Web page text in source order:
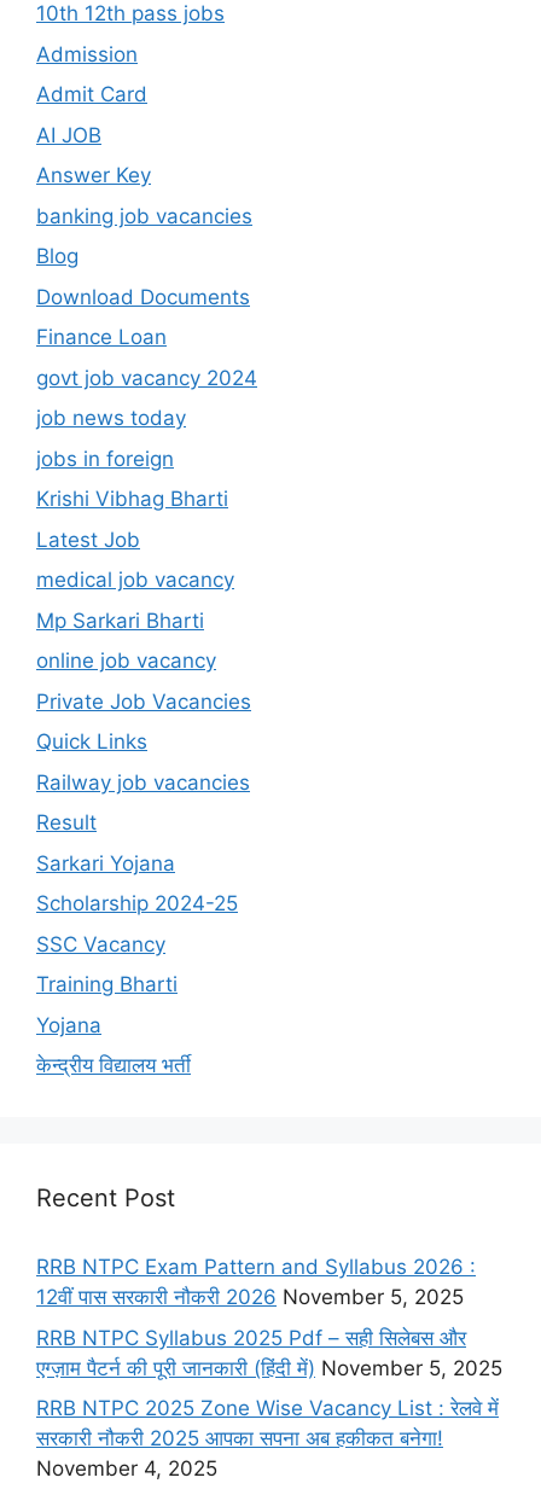
10th 12th pass jobs
Admission
Admit Card
AI JOB
Answer Key
banking job vacancies
Blog
Download Documents
Finance Loan
govt job vacancy 2024
job news today
jobs in foreign
Krishi Vibhag Bharti
Latest Job
medical job vacancy
Mp Sarkari Bharti
online job vacancy
Private Job Vacancies
Quick Links
Railway job vacancies
Result
Sarkari Yojana
Scholarship 2024-25
SSC Vacancy
Training Bharti
Yojana
केन्द्रीय विद्यालय भर्ती
Recent Post
RRB NTPC Exam Pattern and Syllabus 2026 :
12वीं पास सरकारी नौकरी 2026 November 5, 2025
RRB NTPC Syllabus 2025 Pdf – सही सिलेबस और
एग्ज़ाम पैटर्न की पूरी जानकारी (हिंदी में) November 5, 2025
RRB NTPC 2025 Zone Wise Vacancy List : रेलवे में
सरकारी नौकरी 2025 आपका सपना अब हकीकत बनेगा!
November 4, 2025